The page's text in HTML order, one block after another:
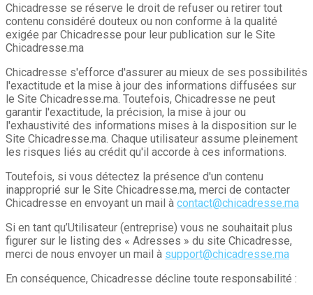
Chicadresse se réserve le droit de refuser ou retirer tout
contenu considéré douteux ou non conforme à la qualité
exigée par Chicadresse pour leur publication sur le Site
Chicadresse.ma
Chicadresse s'efforce d'assurer au mieux de ses possibilités
l'exactitude et la mise à jour des informations diffusées sur
le Site Chicadresse.ma. Toutefois, Chicadresse ne peut
garantir l'exactitude, la précision, la mise à jour ou
l'exhaustivité des informations mises à la disposition sur le
Site Chicadresse.ma. Chaque utilisateur assume pleinement
les risques liés au crédit qu'il accorde à ces informations.
Toutefois, si vous détectez la présence d'un contenu
inapproprié sur le Site Chicadresse.ma, merci de contacter
Chicadresse en envoyant un mail à contact@chicadresse.ma
Si en tant qu’Utilisateur (entreprise) vous ne souhaitait plus
figurer sur le listing des « Adresses » du site Chicadresse,
merci de nous envoyer un mail à support@chicadresse.ma
En conséquence, Chicadresse décline toute responsabilité :